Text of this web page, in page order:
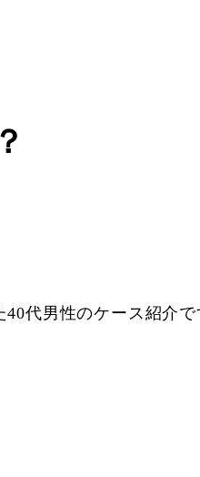
代男性のケース紹介